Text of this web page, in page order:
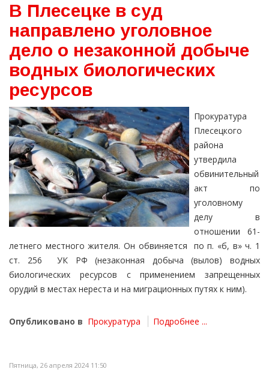
В Плесецке в суд
направлено уголовное
дело о незаконной добыче
водных биологических
ресурсов
Прокуратура
Плесецкого
района
утвердила
обвинительный
акт по
уголовному
делу в
отношении 61-
летнего местного жителя. Он обвиняется по п. «б, в» ч. 1
ст. 256 УК РФ (незаконная добыча (вылов) водных
биологических ресурсов с применением запрещенных
орудий в местах нереста и на миграционных путях к ним).
Опубликовано в Прокуратура Подробнее ...
Пятница, 26 апреля 2024 11:50